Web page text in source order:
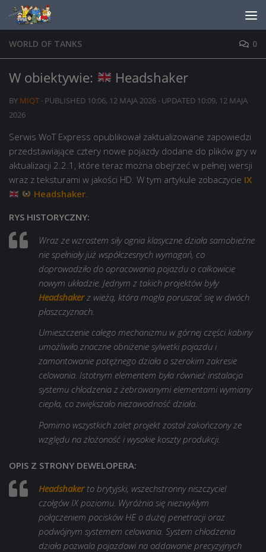
Skip to content
WORLD OF TANKS 0
W obiektywie: Headshaker
BY MIQT · PUBLISHED 10:06, 12 MAJA 2026 · UPDATED 10:09, 12 MAJA
2026
Serwis WoT Express opublikował zaktualizowane zapowiedzi
przedstawiające cztery nowe pojazdy dodane do plików gry w
aktualizacji 2.2.1, które teraz można obejrzeć w pełnej wersji
wraz z teksturami w jakości HD. W tym artykule zobaczycie IX
Headshaker.
RYS HISTORYCZNY:
Wraz ze wzrostem siły ognia klasyczne działa samobieżne
nie spełniały już współczesnych wymagań, co
doprowadziło do opracowania pojazdu o całkowicie
nowym układzie. Jednym z takich projektów były
Headshakerz wieżą, która mogła poruszać się w dwóch
płaszczyznach.
Umieszczenie całego mechanizmu w górnej części kabiny
umożliwiło znaczne obniżenie sylwetki pojazdu i
zamontowanie potężnego działa o szerokim zakresie
celowania. Istotnym elementem była również instalacja
systemu chłodzenia z żebrowanymi elementami wymiany
ciepła, co zwiększało niezawodność działa.
Pomimo wszystkich zalet projekt został zakończony ze
względu na złożoność i wysokie koszty produkcji.
OPIS Z STRONY DEWELOPERA:
Headshakerto brytyjski, wszechstronny niszczyciel
czołgów IX poziomu. Wyróżnia się niezwykłym
połączeniem pocisków HE o dużej penetracji oraz
podwójnym systemem celowania. System chłodzenia
działa pozwala pojazdowi na oddawanie precyzyjnych